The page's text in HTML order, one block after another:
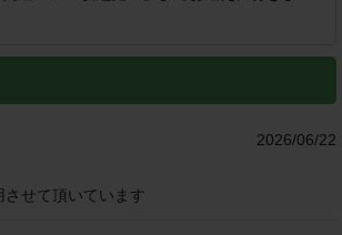
2026/06/22
せて頂いています